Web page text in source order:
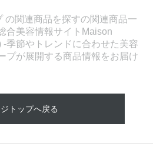
の関連商品を探すの関連商品一
合美容情報サイトMaison
-季節やトレンドに合わせた美容
プが展開する商品情報をお届け
トップへ戻る